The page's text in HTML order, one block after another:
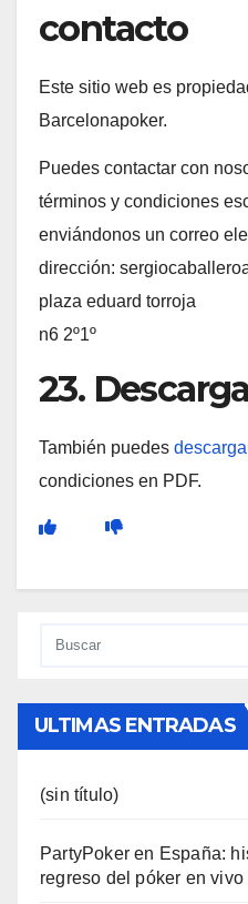
contacto
Este sitio web es
Barcelonapoker.
Puedes contactar con
términos y condiciones
enviándonos un correo
dirección:
plaza eduard torroja
n6 2º1º
23.
También puedes
condiciones en PDF.
ULTIMAS ENTRADAS
(sin título)
PartyPoker en España:
regreso del póker en vivo